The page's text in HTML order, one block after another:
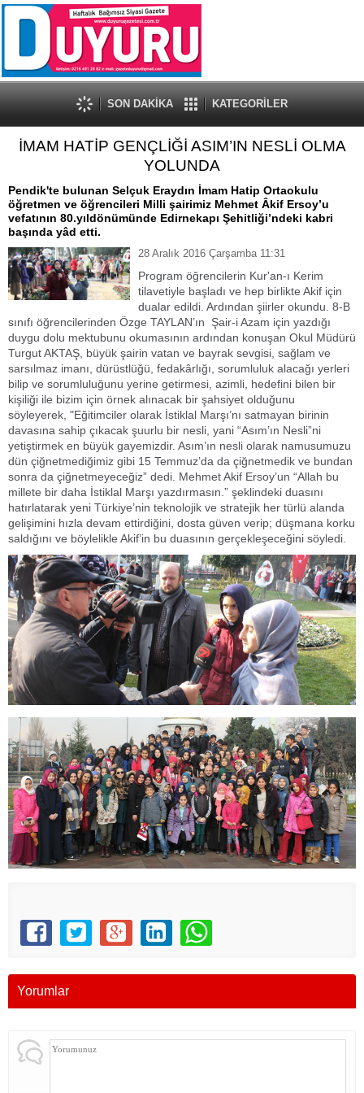
SON DAKİKA KATEGORİLER
İMAM HATİP GENÇLİĞİ ASIM’IN NESLİ OLMA
YOLUNDA
Pendik'te bulunan Selçuk Eraydın İmam Hatip Ortaokulu
öğretmen ve öğrencileri Milli şairimiz Mehmet Âkif Ersoy’u
vefatının 80.yıldönümünde Edirnekapı Şehitliği’ndeki kabri
başında yâd etti.
28 Aralık 2016 Çarşamba 11:31
Program öğrencilerin Kur'an-ı Kerim
tilavetiyle başladı ve hep birlikte Akif için
dualar edildi. Ardından şiirler okundu. 8-B
sınıfı öğrencilerinden Özge TAYLAN’ın Şair-i Azam için yazdığı
duygu dolu mektubunu okumasının ardından konuşan Okul Müdürü
Turgut AKTAŞ, büyük şairin vatan ve bayrak sevgisi, sağlam ve
sarsılmaz imanı, dürüstlüğü, fedakârlığı, sorumluluk alacağı yerleri
bilip ve sorumluluğunu yerine getirmesi, azimli, hedefini bilen bir
kişiliği ile bizim için örnek alınacak bir şahsiyet olduğunu
söyleyerek, "Eğitimciler olarak İstiklal Marşı’nı satmayan birinin
davasına sahip çıkacak şuurlu bir nesli, yani “Asım’ın Nesli”ni
yetiştirmek en büyük gayemizdir. Asım’ın nesli olarak namusumuzu
dün çiğnetmediğimiz gibi 15 Temmuz’da da çiğnetmedik ve bundan
sonra da çiğnetmeyeceğiz” dedi. Mehmet Akif Ersoy’un “Allah bu
millete bir daha İstiklal Marşı yazdırmasın.” şeklindeki duasını
hatırlatarak yeni Türkiye’nin teknolojik ve stratejik her türlü alanda
gelişimini hızla devam ettirdiğini, dosta güven verip; düşmana korku
saldığını ve böylelikle Akif’in bu duasının gerçekleşeceğini söyledi.
Yorumlar